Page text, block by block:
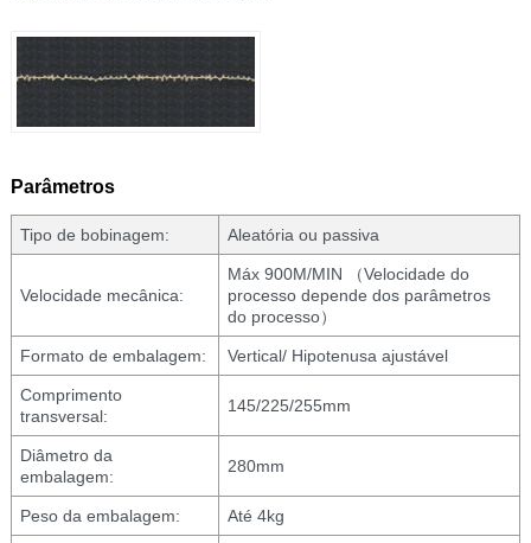
Parâmetros
Tipo de bobinagem: Aleatória ou passiva
Velocidade mecânica:
Máx 900M/MIN （Velocidade do
processo depende dos parâmetros
do processo）
Formato de embalagem: Vertical/ Hipotenusa ajustável
Comprimento
transversal:
145/225/255mm
Diâmetro da
embalagem:
280mm
Peso da embalagem: Até 4kg